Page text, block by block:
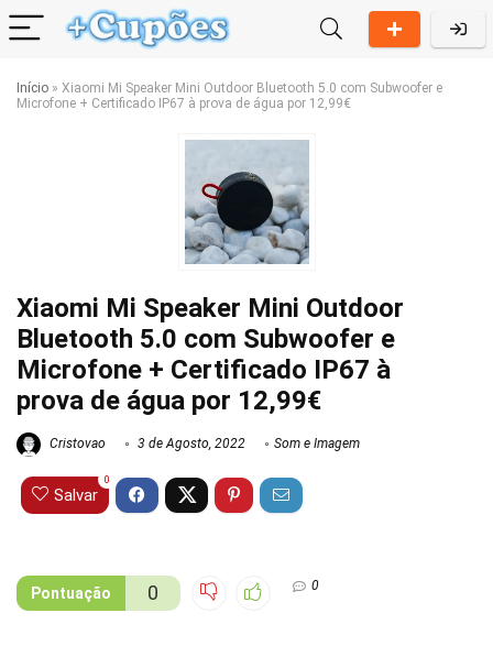
Início » Xiaomi Mi Speaker Mini Outdoor Bluetooth 5.0 com Subwoofer e
Microfone + Certificado IP67 à prova de água por 12,99€
Xiaomi Mi Speaker Mini Outdoor
Bluetooth 5.0 com Subwoofer e
Microfone + Certificado IP67 à
prova de água por 12,99€
Cristovao 3 de Agosto, 2022 Som e Imagem
Salvar
0
Pontuação 0 0